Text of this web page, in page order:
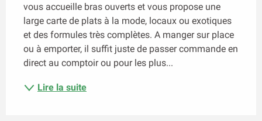
vous accueille bras ouverts et vous propose une
large carte de plats à la mode, locaux ou exotiques
et des formules très complètes. A manger sur place
ou à emporter, il suffit juste de passer commande en
direct au comptoir ou pour les plus...
Lire la suite